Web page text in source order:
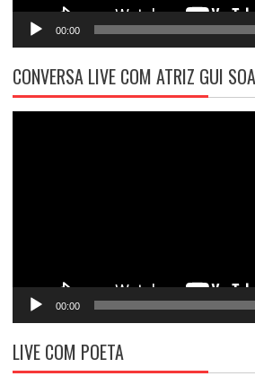
00:00
CONVERSA LIVE COM ATRIZ GUI
00:00
LIVE COM POETA